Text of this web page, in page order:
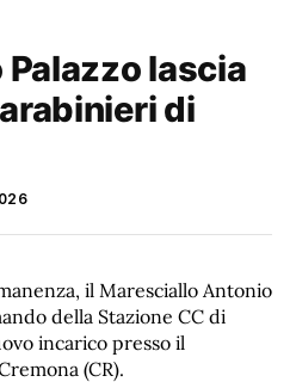
lascia
di
il Maresciallo Antonio
della Stazione CC di
incarico presso il
(CR).